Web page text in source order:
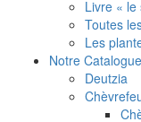
Livre « le
Toutes
Les
Notre Catalogue
Deutzia